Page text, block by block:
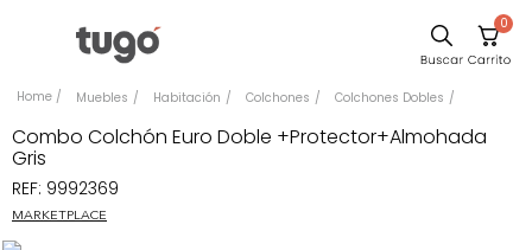
0
Muebles Habitación Colchones Colchones Dobles
Combo Colchón Euro Doble +Protector+Almohada
Gris
REF: 9992369
MARKETPLACE
Comedor
Silla